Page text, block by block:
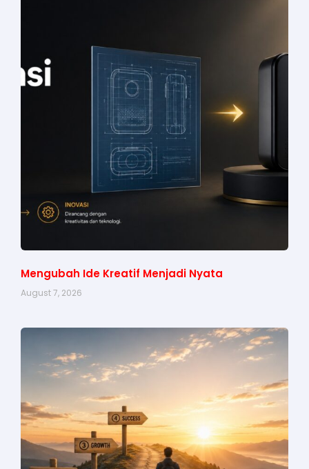
Mengubah Ide Kreatif Menjadi Nyata
August 7, 2026